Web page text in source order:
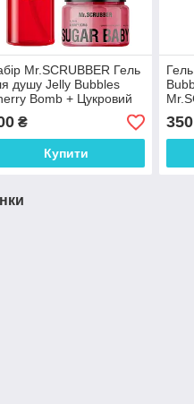
Mr.SCRUBBER Гель
душу Jelly Bubbles
Bomb + Цукровий
для тіла Sugar Baby
Bomb
₴
Купити
350